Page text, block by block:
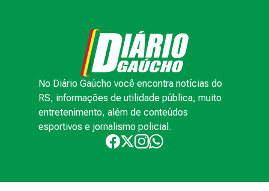
No Diário Gaúcho você encontra notícias do
RS, informações de utilidade pública, muito
entretenimento, além de conteúdos
esportivos e jornalismo policial.